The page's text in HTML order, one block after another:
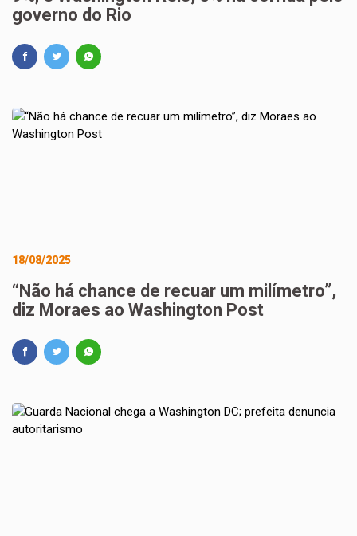
governo do Rio
18/08/2025
“Não há chance de recuar um milímetro”,
diz Moraes ao Washington Post